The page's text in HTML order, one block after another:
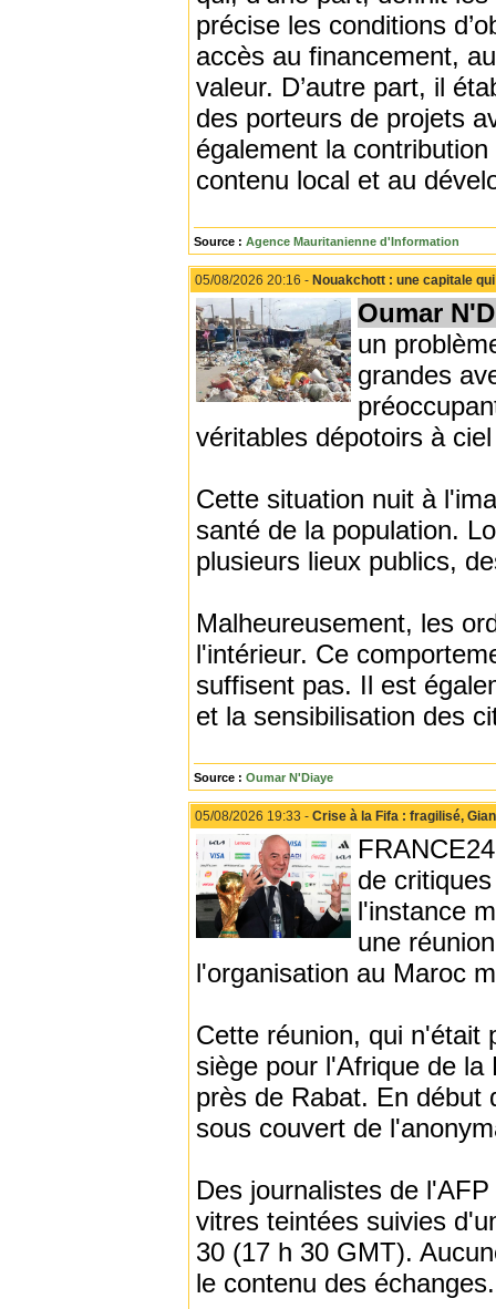
précise les conditions
accès au financement,
valeur. D’autre part, il
des porteurs de projets
également la contribution
contenu local et au
Source : Agence Mauritanienne d'Information
05/08/2026 20:16 - Nouakchott : une capitale
Oumar
un
grandes
véritables dépotoirs à
Cette situation nuit à
santé de la population.
plusieurs lieux publics,
Malheureusement, les
l'intérieur. Ce
suffisent pas. Il est
et la sensibilisation des
Source : Oumar N'Diaye
05/08/2026 19:33 - Crise à la Fifa : fragilisé,
de
l'instance
une
l'organisation au Maroc
Cette réunion, qui n'était
siège pour l'Afrique de
près de Rabat. En début
sous couvert de
Des journalistes de
vitres teintées suivies
30 (17 h 30 GMT).
le contenu des échanges.